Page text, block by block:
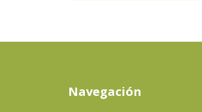
Navegación